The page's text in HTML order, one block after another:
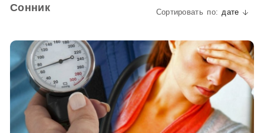
Сонник дате